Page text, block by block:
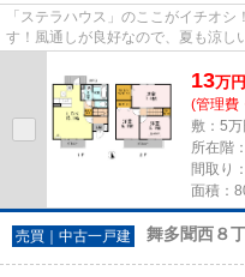
「ステラハウス」のここがイチオ
す！風通しが良好なので、夏も涼し
13万円
(管理費
敷：5
所在階
間取り
面積：
売買｜中古一戸建 舞多聞西８